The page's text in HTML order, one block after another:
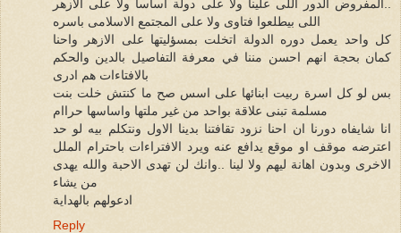
..المفروض الدور اللى علينا ولا على دولة اساسا ولا على الازهر
اللى بيطلعوا فتاوى ولا على المجتمع الاسلامى باسره
كل واحد يعمل دوره الدولة اتخلت بمسؤليتها على الازهر واحنا
كمان بحجة انهم احسن مننا في معرفة التفاصيل بالدين والحكم
بالافتاءات هم ادرى
بس لو كل اسرة ربيت ابنائها على اسس صح ما كنتش خلت بنت
مسلمة تبنى علاقة بواحد من غير ملتها واساسها حراام
انا شايفاه دورنا ان احنا نزود تقافتنا بدينا الاول ونتكلم بيه لو حد
اعترضه موقف او موقع يدافع عنه ويرد الافتراءات باحترام الملل
الاخرى وبدون اهانة ليهم ولا لينا ..وانك لن تهدى الاحبة والله يهدى
من يشاء
ادعولهم بالهداية
Reply